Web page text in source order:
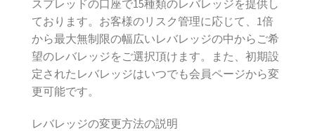
スプレッドの口座で15種類のレバレッジを提供し
ております。お客様のリスク管理に応じて、1倍
から最大無制限の幅広いレバレッジの中からご希
望のレバレッジをご選択頂けます。また、初期設
定されたレバレッジはいつでも会員ページから変
更可能です。
レバレッジの変更方法の説明